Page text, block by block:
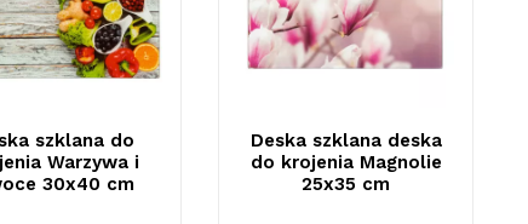
szklana do
Warzywa i
30x40 cm
Deska szklana deska
do krojenia Magnolie
25x35 cm